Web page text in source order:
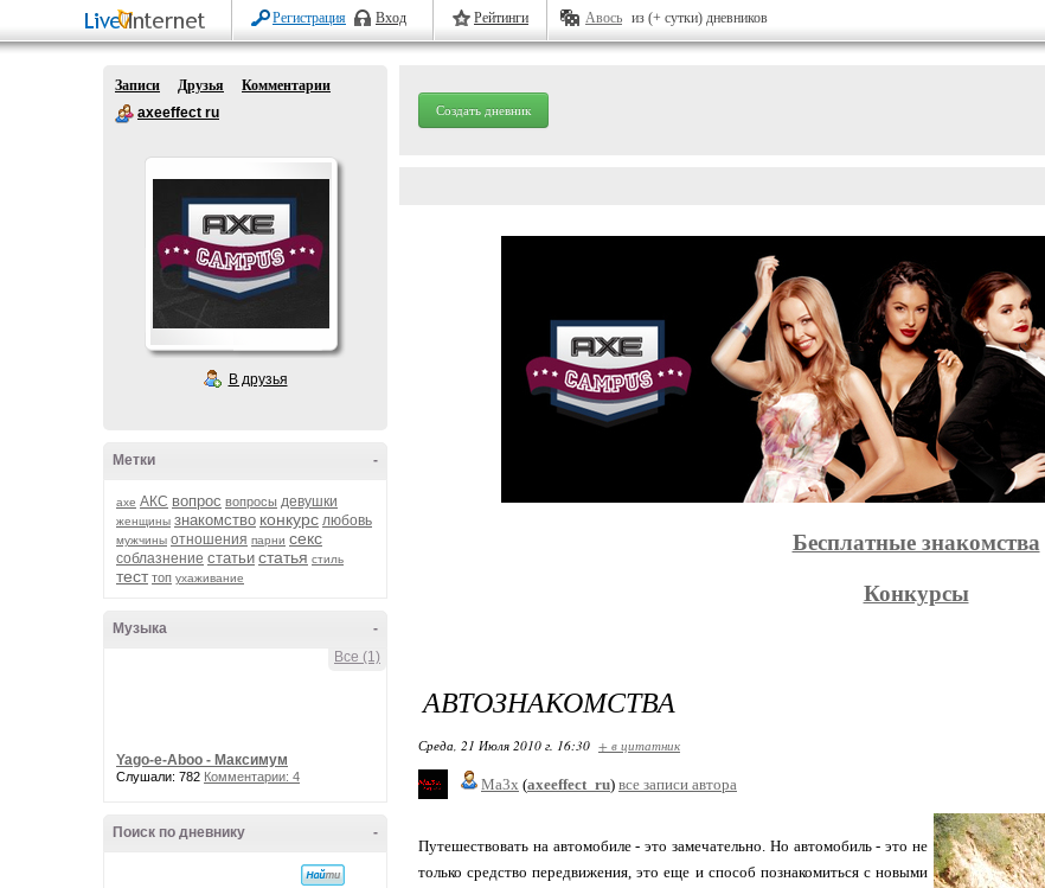
Регистрация Вход Рейтинги Авось из (+ сутки) дневников
Записи Друзья
Комментарии
axeeffect ru
В друзья
-
Метки
axe АКС вопрос вопросы девушки
женщины знакомство конкурс любовь
мужчины отношения парни секс
соблазнение статьи статья стиль
тест топ ухаживание
-
Музыка
Все (1)
Yago-e-Aboo - Максимум
Слушали: 782 Комментарии: 4
-
Поиск по дневнику
Создать дневник
Бесплатные знакомства
Конкурсы
АВТОЗНАКОМСТВА
Среда, 21 Июля 2010 г. 16:30 + в цитатник
Ma3x (axeeffect_ru) все записи автора
Путешествовать на автомобиле - это замечательно. Но автомобиль - это не
только средство передвижения, это еще и способ познакомиться с новыми